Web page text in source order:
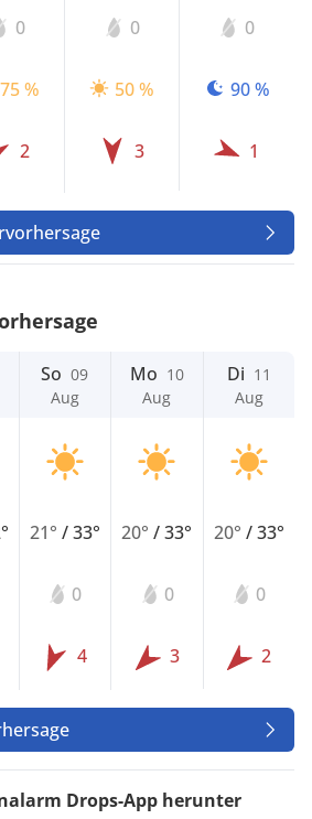
0
75 %
2
0
50 %
3
0
90 %
1
So 09
Aug
21° /33°
0
4
Mo 10
Aug
20°/33°
0
3
Di 11
Aug
20° /33°
0
2
Drops-App herunter